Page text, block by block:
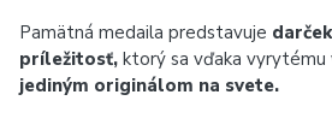
Pamätná medaila predstavuje
príležitosť, ktorý sa vďaka vyrytému
jediným originálom na svete.